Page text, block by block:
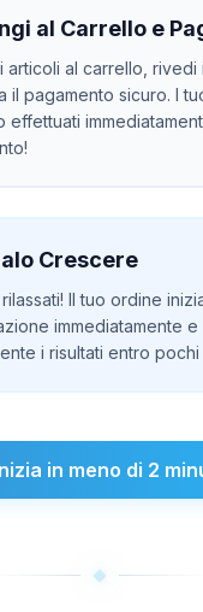
al Carrello e
articoli al carrello, rivedi
il pagamento sicuro. I
effettuati
Crescere
Il tuo ordine
immediatamente e
i risultati entro pochi
in meno di 2